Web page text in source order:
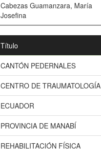
Cabezas Guamanzara, María
Josefina
Título
CANTÓN PEDERNALES
CENTRO DE TRAUMATOLOGÍA
ECUADOR
PROVINCIA DE MANABÍ
REHABILITACIÓN FÍSICA